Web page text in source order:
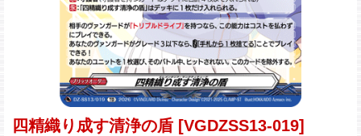
四精織り成す清浄の盾 [VGDZSS13-019]